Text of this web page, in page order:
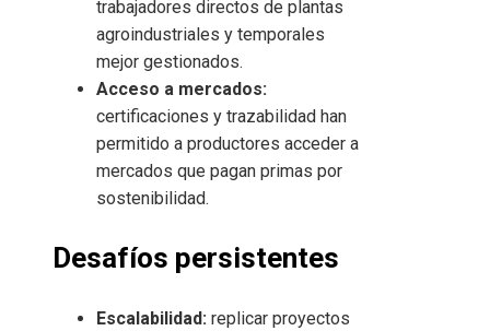
trabajadores directos de plantas
agroindustriales y temporales
mejor gestionados.
Acceso a mercados:
certificaciones y trazabilidad han
permitido a productores acceder a
mercados que pagan primas por
sostenibilidad.
Desafíos persistentes
Escalabilidad: replicar proyectos